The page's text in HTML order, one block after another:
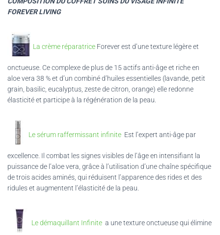
FOREVER LIVING
La crème réparatrice Forever est d’une texture légère et
onctueuse. Ce complexe de plus de 15 actifs anti-âge et riche en
aloe vera 38 % et d’un combiné d’huiles essentielles (lavande, petit
grain, basilic, eucalyptus, zeste de citron, orange) elle redonne
élasticité et participe à la régénération de la peau.
Le sérum raffermissant infinite Est l’expert anti-âge par
excellence. Il combat les signes visibles de l’âge en intensifiant la
puissance de l’aloe vera, grâce à l’utilisation d’une chaîne spécifique
de trois acides aminés, qui réduisent l’apparence des rides et des
ridules et augmentent l’élasticité de la peau.
Le démaquillant Infinite a unetexture onctueuse qui élimine